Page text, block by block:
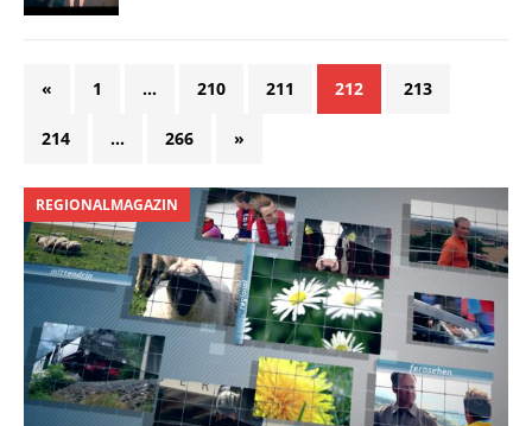
« 1 … 210 211 212 213
214 … 266 »
REGIONALMAGAZIN